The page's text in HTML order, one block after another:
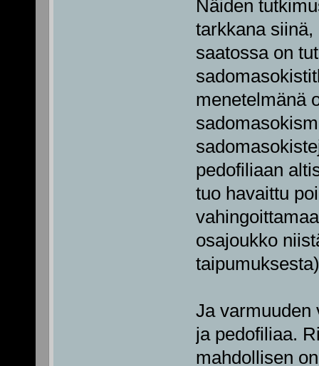
Näiden
tarkkana
saatossa on
menetelmänä
pedofiliaan
tuo havaittu
osajoukko
Ja varmuuden
ja pedofiliaa.
mahdollisen